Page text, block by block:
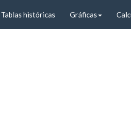
Tablas históricas Gráficas